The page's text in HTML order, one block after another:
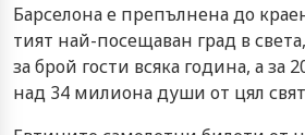
Барселона е препълнена до
тият най-посещаван град в
за брой гости всяка година, а за
над 34 милиона души от цял